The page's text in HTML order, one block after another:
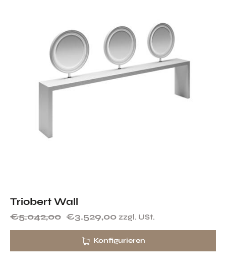
Triobert Wall
€5.042,00 €3.529,00 zzgl. USt.
Konfigurieren